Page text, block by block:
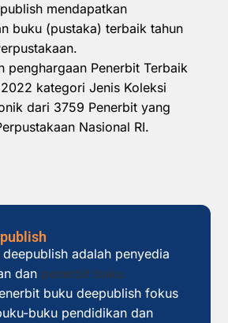
mendapatkan
buku (pustaka) terbaik tahun
penghargaan Penerbit Terbaik
kategori Jenis Koleksi
dari 3759 Penerbit yang
Nasional RI.
deepublish adalah penyedia
dan penerbit buku
buku deepublish fokus
buku pendidikan dan